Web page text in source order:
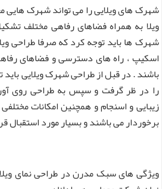
شهرک های ویلایی را می تواند شهرک هایی
ویلا به همراه فضاهای رفاهی مختلف
شهرک ها باید توجه کرد که صرفا طراحی
اسکیپ ، راه های دسترسی و فضاهای
باشند . در قبل از طراحی شهرک ویلایی باید
را در ظر گرفت و سپس به طراحی روی
زیبایی و اسنجام و همچنین امکانات
برخوردار می باشند و بسیار مورد استقبال
ویژگی های سبک مدرن در طراحی نمای